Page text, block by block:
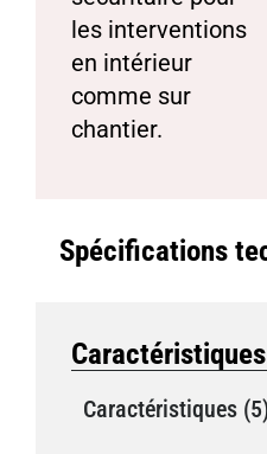
les interventions
en intérieur
comme sur
chantier.
Spécifications
Caractéristiques